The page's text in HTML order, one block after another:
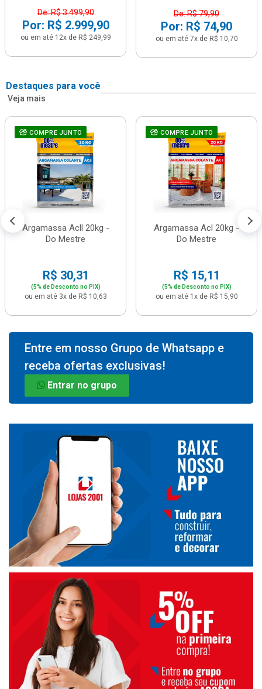
De: R$ 3.499,90
Por: R$ 2.999,90
ou em até 12x de R$ 249,99
De: R$ 79,90
Por: R$ 74,90
ou em até 7x de R$ 10,70
Destaques para você
Veja mais
COMPRE JUNTO
Argamassa Acll 20kg -
Do Mestre
R$ 30,31
(5% de Desconto no PIX)
ou em até 3x de R$ 10,63
COMPRE JUNTO
Argamassa Acl 20kg -
Do Mestre
R$ 15,11
(5% de Desconto no PIX)
ou em até 1x de R$ 15,90
Entre em nosso Grupo de Whatsapp e
receba ofertas exclusivas!
Entrar no grupo